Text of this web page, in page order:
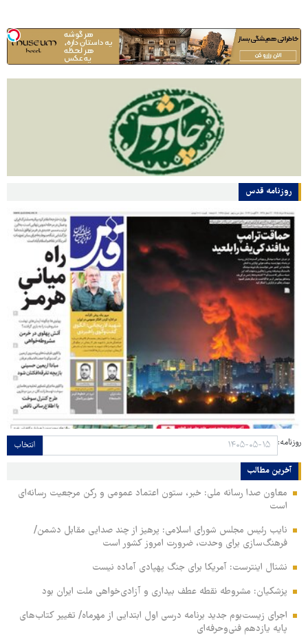
روزنامه قدس
روزنامه: انتخاب
آخرین مطالب
معاون صدا رسانه ملی: خبر، ستون اعتماد عمومی و رکن مرجعیت رسانه‌ای
است
نایب رئیس مجلس شورای اسلامی: پرهیز از چند صدایی مقابل دشمن/
فرهنگ‌سازی برای وحدت، ضرورت امروز کشور است
نشنال اینترست: آمریکا برای جنگ پهپادی آماده نیست
پزشکیان: مشروطه نقطه عطف بیداری و آزادی‌خواهی ملت ایران بود
اجرای زیست‌بوم جدید برنامه درسی اول ابتدایی از مهرماه/ تغییر کتاب‌های
پایه یازدهم فنی‌وحرفه‌ای